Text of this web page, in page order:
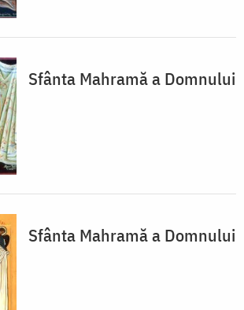
Sfânta Mahramă a Domnului
Sfânta Mahramă a Domnului